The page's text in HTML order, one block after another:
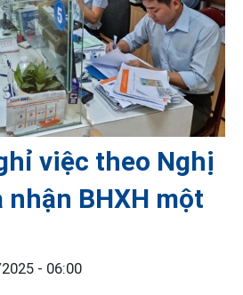
việc theo Nghị
nhận BHXH một
- 06:00